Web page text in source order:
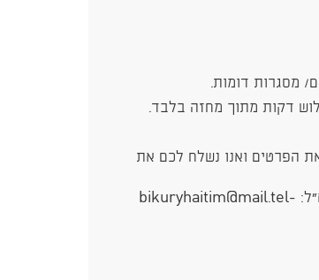
מסגרות דומות.
דקות מתוך מחזה בלבד.
הפרטים ואנו נשלח לכם את
לשאלות ופרטים נוספים: 073-3844083 או בדוא"ל: bikuryhaitim@mail.tel-